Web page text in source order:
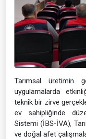
Tarımsal üretimin
uygulamalarda
teknik bir zirve
ev sahipliğinde
Sistemi (İBS-İVA),
ve doğal afet